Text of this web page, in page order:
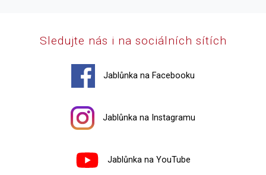
Sledujte nás i na sociálních sítích
Jablůnka na Facebooku
Jablůnka na Instagramu
Jablůnka na YouTube